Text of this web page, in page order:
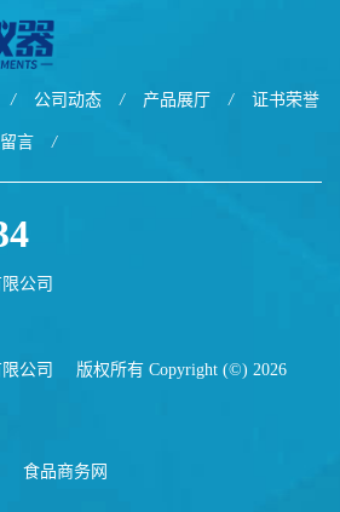
/ 公司动态 / 产品展厅 / 证书荣誉
言 /
公司
公司
版权所有 Copyright (©) 2026
食品商务网